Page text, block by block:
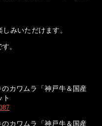
みいただけます。
。
カワムラ「神戸牛＆国産
ト
カワムラ「神戸牛＆国産